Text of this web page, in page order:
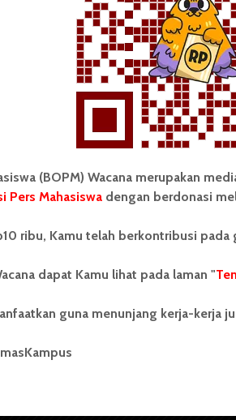
merupakan pers mahasiswa
mandiri oleh mahasiswa
Sumatera Utara (USU).
Unit Kegiatan Mahasiswa
nama Pers Mahasiswa SUARA
berdiri pada 1 Juli 1995.
(BOPM) Wacana merupakan
Pers Mahasiswadengan berdonasi
ribu, Kamu telah berkontribusi pada
dapat Kamu lihat pada laman "
guna menunjang kerja-kerja